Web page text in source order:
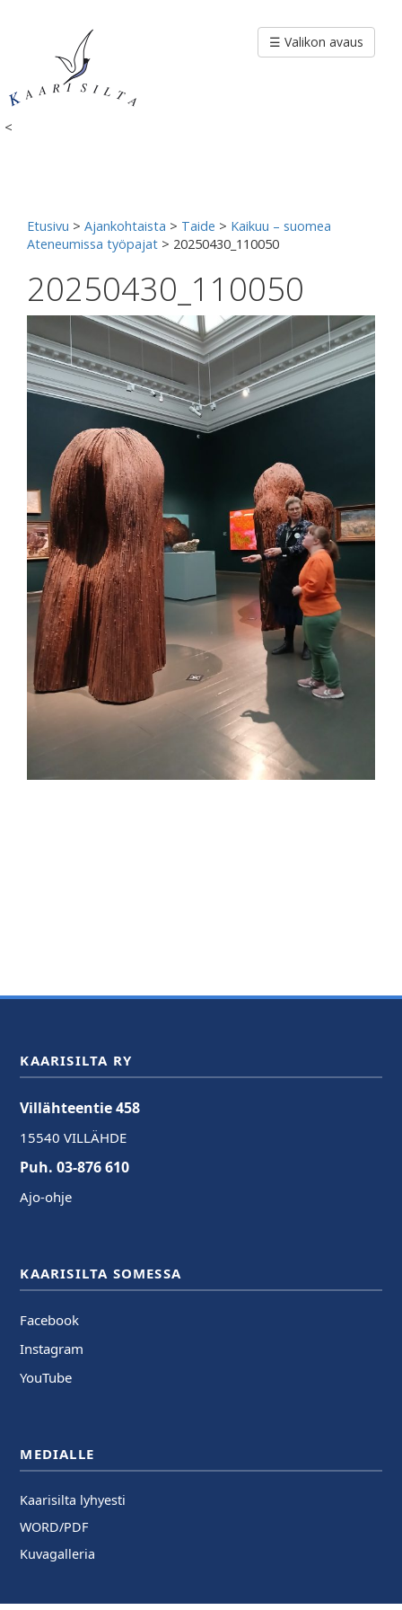
<
☰ Valikon avaus
Etusivu > Ajankohtaista > Taide > Kaikuu – suomea
Ateneumissa työpajat > 20250430_110050
20250430_110050
KAARISILTA RY
Villähteentie 458
15540 VILLÄHDE
Puh. 03-876 610
Ajo-ohje
KAARISILTA SOMESSA
Facebook
Instagram
YouTube
MEDIALLE
Kaarisilta lyhyesti
WORD/PDF
Kuvagalleria